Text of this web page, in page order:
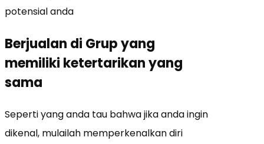
potensial anda
Berjualan di Grup yang
memiliki ketertarikan yang
sama
Seperti yang anda tau bahwa jika anda ingin
dikenal, mulailah memperkenalkan diri